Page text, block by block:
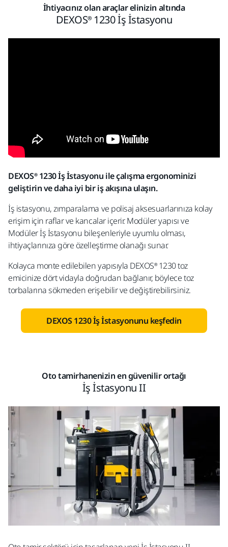
İhtiyacınız olan araçlar elinizin altında
DEXOS® 1230 İş İstasyonu
DEXOS® 1230 İş İstasyonu ile çalışma ergonominizi
geliştirin ve daha iyi bir iş akışına ulaşın.
İş istasyonu, zımparalama ve polisaj aksesuarlarınıza kolay
erişim için raflar ve kancalar içerir. Modüler yapısı ve
Modüler İş İstasyonu bileşenleriyle uyumlu olması,
ihtiyaçlarınıza göre özelleştirme olanağı sunar.
Kolayca monte edilebilen yapısıyla DEXOS® 1230 toz
emicinize dört vidayla doğrudan bağlanır, böylece toz
torbalarına sökmeden erişebilir ve değiştirebilirsiniz.
DEXOS 1230 İş İstasyonunu keşfedin
Oto tamirhanenizin en güvenilir ortağı
İş İstasyonu II